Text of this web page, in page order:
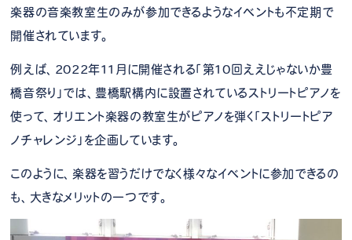
楽器の音楽教室生のみが参加できるようなイベントも不定期で
開催されています。
例えば、2022年11月に開催される「第10回ええじゃないか豊
橋音祭り」では、豊橋駅構内に設置されているストリートピアノを
使って、オリエント楽器の教室生がピアノを弾く「ストリートピア
ノチャレンジ」を企画しています。
このように、楽器を習うだけでなく様々なイベントに参加できるの
も、大きなメリットの一つです。